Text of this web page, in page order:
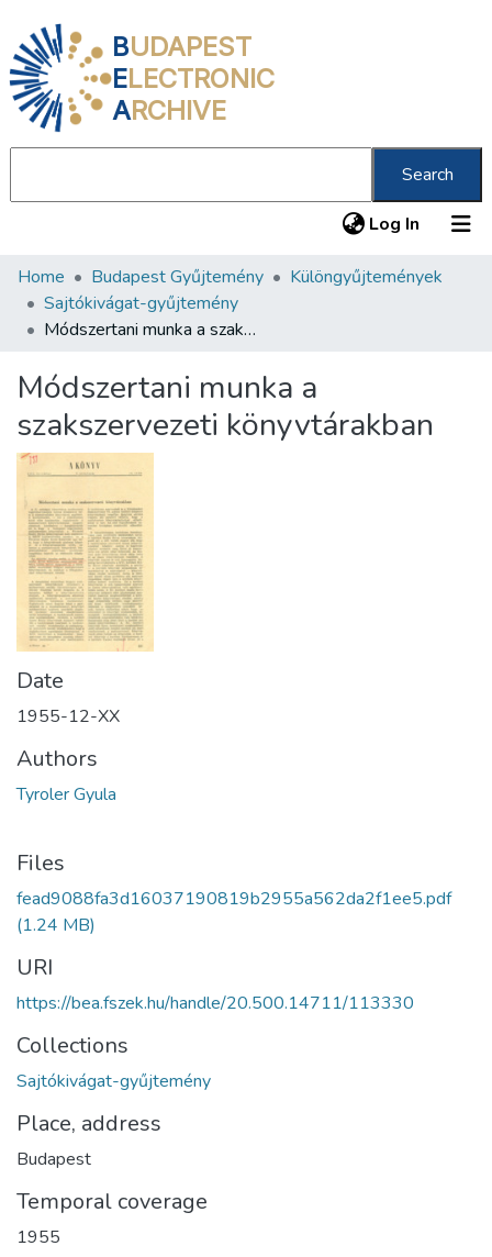
BUDAPEST
ELECTRONIC
ARCHIVE
Search
Log In (current)
Communities & Collections
All of DSpace
About us
Home Budapest Gyűjtemény
Különgyűjtemények
Sajtókivágat-gyűjtemény
Módszertani munka a szakszervezeti könyvtárakban
Módszertani munka a
szakszervezeti könyvtárakban
Date
1955-12-XX
Authors
Tyroler Gyula
Files
fead9088fa3d16037190819b2955a562da2f1ee5.pdf
(1.24 MB)
URI
https://bea.fszek.hu/handle/20.500.14711/113330
Collections
Sajtókivágat-gyűjtemény
Place, address
Budapest
Temporal coverage
1955